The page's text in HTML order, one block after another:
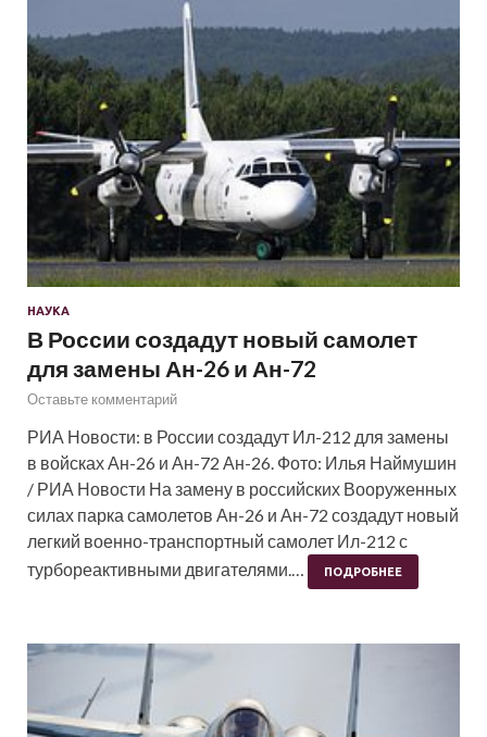
НАУКА
В России создадут новый самолет
для замены Ан-26 и Ан-72
Оставьте комментарий
РИА Новости: в России создадут Ил-212 для замены
в войсках Ан-26 и Ан-72 Ан-26. Фото: Илья Наймушин
/ РИА Новости На замену в российских Вооруженных
силах парка самолетов Ан-26 и Ан-72 создадут новый
легкий военно-транспортный самолет Ил-212 с
турбореактивными двигателями.…
ПОДРОБНЕЕ